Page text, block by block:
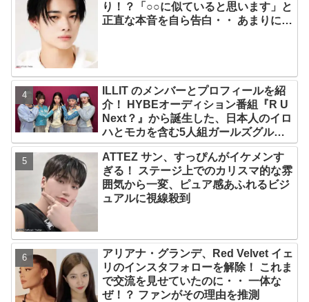
り！？「○○に似ていると思います」と
正直な本音を自ら告白・・ あまりにも
ILLIT のメンバーとプロフィールを紹
介！ HYBEオーディション番組『R U
Next？』から誕生した、日本人のイロ
ハとモカを含む5人組ガールズグルー
プ！ デビュー曲「Magnetic」がいき
なりの大ヒット
ATTEZ サン、すっぴんがイケメンす
ぎる！ ステージ上でのカリスマ的な雰
囲気から一変、ピュア感あふれるビジ
ュアルに視線殺到
アリアナ・グランデ、Red Velvet イェ
リのインスタフォローを解除！ これま
で交流を見せていたのに・・ 一体な
ぜ！？ ファンがその理由を推測